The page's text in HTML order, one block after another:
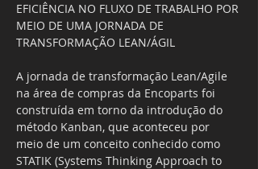
EFICIÊNCIA NO FLUXO DE TRABALHO POR
MEIO DE UMA JORNADA DE
TRANSFORMAÇÃO LEAN/ÁGIL
A jornada de transformação Lean/Agile
na área de compras da Encoparts foi
construída em torno da introdução do
método Kanban, que aconteceu por
meio de um conceito conhecido como
STATIK (Systems Thinking Approach to